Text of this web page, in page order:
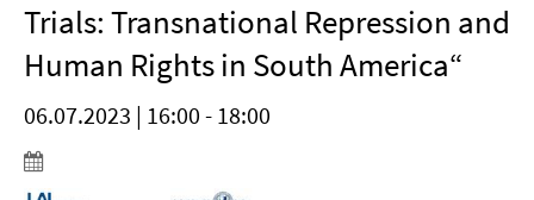
Trials: Transnational Repression and
Human Rights in South America“
06.07.2023 | 16:00 - 18:00